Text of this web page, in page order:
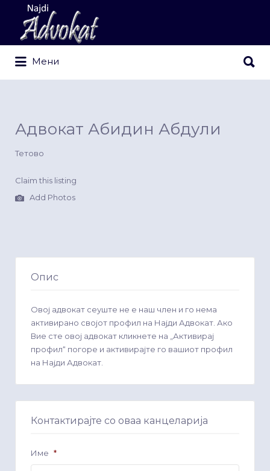
Search
for:
Мени
for:
Адвокат Абидин Абдули
Тетово
Claim this listing
Add Photos
Опис
Овој адвокат сеуште не е наш член и го нема
активирано својот профил на Најди Адвокат. Ако
Вие сте овој адвокат кликнете на „Активирај
профил“ погоре и активирајте го вашиот профил
на Најди Адвокат.
Контактирајте со оваа канцеларија
Име *